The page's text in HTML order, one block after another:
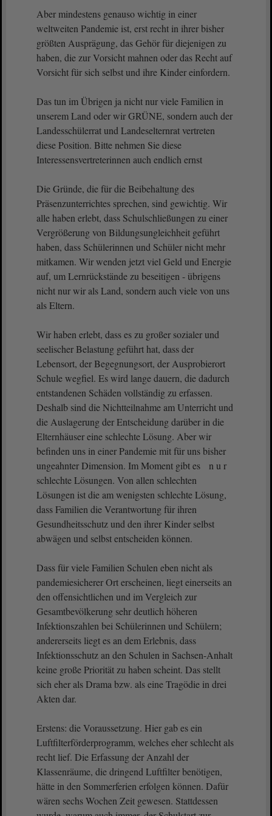
Aber mindestens genauso wichtig in einer
weltweiten Pandemie ist, erst recht in ihrer bisher
größten Ausprägung, das Gehör für diejenigen zu
haben, die zur Vorsicht mahnen oder das Recht auf
Vorsicht für sich selbst und ihre Kinder einfordern.
Das tun im Übrigen ja nicht nur viele Familien in
unserem Land oder wir GRÜNE, sondern auch der
Landesschülerrat und Landeselternrat vertreten
diese Position. Bitte nehmen Sie diese
Interessensvertreterinnen auch endlich ernst
Die Gründe, die für die Beibehaltung des
Präsenzunterrichtes sprechen, sind gewichtig. Wir
alle haben erlebt, dass Schulschließungen zu einer
Vergrößerung von Bildungsungleichheit geführt
haben, dass Schülerinnen und Schüler nicht mehr
mitkamen. Wir wenden jetzt viel Geld und Energie
auf, um Lernrückstände zu beseitigen - übrigens
nicht nur wir als Land, sondern auch viele von uns
als Eltern.
Wir haben erlebt, dass es zu großer sozialer und
seelischer Belastung geführt hat, dass der
Lebensort, der Begegnungsort, der Ausprobierort
Schule wegfiel. Es wird lange dauern, die dadurch
entstandenen Schäden vollständig zu erfassen.
Deshalb sind die Nichtteilnahme am Unterricht und
die Auslagerung der Entscheidung darüber in die
Elternhäuser eine schlechte Lösung. Aber wir
befinden uns in einer Pandemie mit für uns bisher
ungeahnter Dimension. Im Moment gibt es n u r
schlechte Lösungen. Von allen schlechten
Lösungen ist die am wenigsten schlechte Lösung,
dass Familien die Verantwortung für ihren
Gesundheitsschutz und den ihrer Kinder selbst
abwägen und selbst entscheiden können.
Dass für viele Familien Schulen eben nicht als
pandemiesicherer Ort erscheinen, liegt einerseits an
den offensichtlichen und im Vergleich zur
Gesamtbevölkerung sehr deutlich höheren
Infektionszahlen bei Schülerinnen und Schülern;
andererseits liegt es an dem Erlebnis, dass
Infektionsschutz an den Schulen in Sachsen-Anhalt
keine große Priorität zu haben scheint. Das stellt
sich eher als Drama bzw. als eine Tragödie in drei
Akten dar.
Erstens: die Voraussetzung. Hier gab es ein
Luftfilterförderprogramm, welches eher schlecht als
recht lief. Die Erfassung der Anzahl der
Klassenräume, die dringend Luftfilter benötigen,
hätte in den Sommerferien erfolgen können. Dafür
wären sechs Wochen Zeit gewesen. Stattdessen